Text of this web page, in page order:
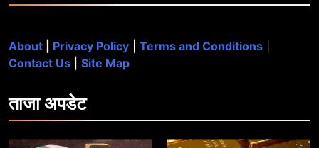
About Privacy Policy Terms and Conditions
Contact Us
Site Map
ताजाअपडेट